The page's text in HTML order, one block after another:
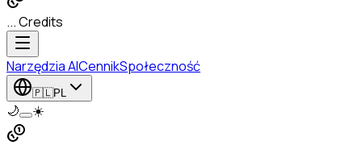
... Credits
Narzędzia AICennikSpołeczność
🇵🇱PL
🌙 ☀️